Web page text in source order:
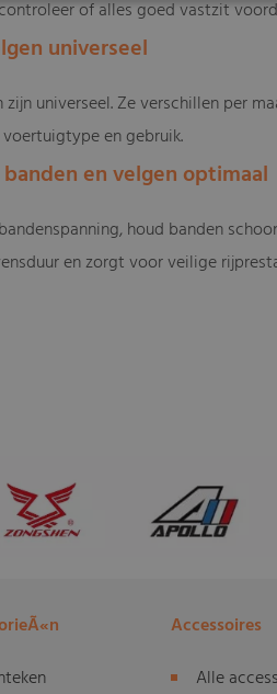
of alles goed vastzit
universeel
universeel. Ze verschillen per
en gebruik.
en velgen optimaal
houd banden
en zorgt voor veilige
Accessoires
Alle